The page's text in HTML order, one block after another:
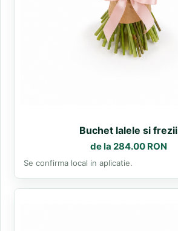
Buchet lalele si frezii
de la 284.00 RON
Se confirma local in aplicatie.